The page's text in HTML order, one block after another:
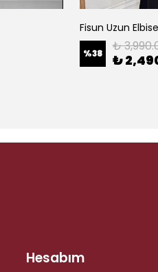
Fisun Uzun Elbise
%38 ₺
₺
Hesabım